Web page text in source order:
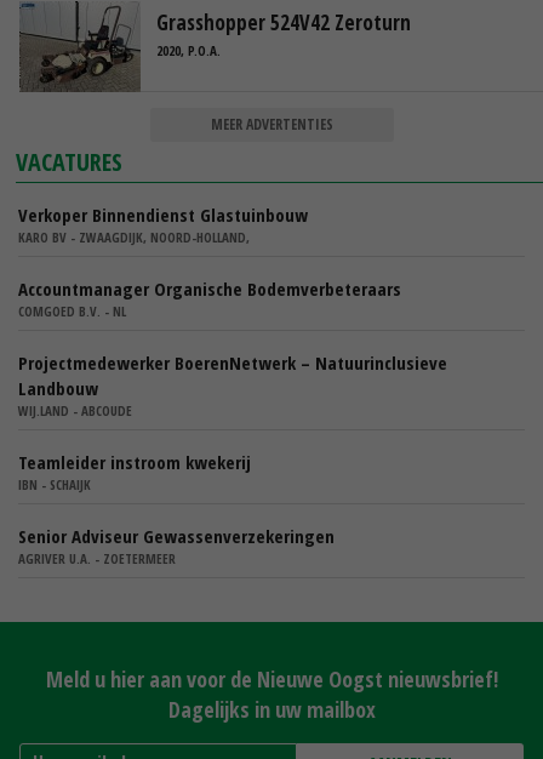
Grasshopper 524V42 Zeroturn
2020, P.O.A.
MEER ADVERTENTIES
VACATURES
Verkoper Binnendienst Glastuinbouw
KARO BV - ZWAAGDIJK, NOORD-HOLLAND,
Accountmanager Organische Bodemverbeteraars
COMGOED B.V. - NL
Projectmedewerker BoerenNetwerk – Natuurinclusieve
Landbouw
WIJ.LAND - ABCOUDE
Teamleider instroom kwekerij
IBN - SCHAIJK
Senior Adviseur Gewassenverzekeringen
AGRIVER U.A. - ZOETERMEER
Meld u hier aan voor de Nieuwe Oogst nieuwsbrief!
Dagelijks in uw mailbox